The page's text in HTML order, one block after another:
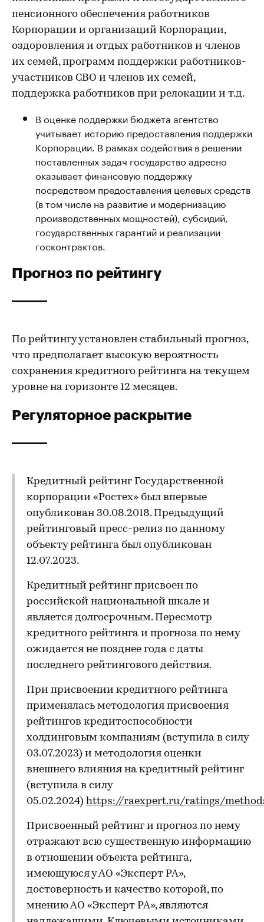
пенсионного обеспечения работников
Корпорации и организаций Корпорации,
оздоровления и отдых работников и членов
их семей, программ поддержки работников-
участников СВО и членов их семей,
поддержка работников при релокации и т.д.
В оценке поддержки бюджета агентство
учитывает историю предоставления поддержки
Корпорации. В рамках содействия в решении
поставленных задач государство адресно
оказывает финансовую поддержку
посредством предоставления целевых средств
(в том числе на развитие и модернизацию
производственных мощностей), субсидий,
государственных гарантий и реализации
госконтрактов.
Прогноз по рейтингу
По рейтингу установлен стабильный прогноз,
что предполагает высокую вероятность
сохранения кредитного рейтинга на текущем
уровне на горизонте 12 месяцев.
Регуляторное раскрытие
Кредитный рейтинг Государственной
корпорации «Ростех» был впервые
опубликован 30.08.2018. Предыдущий
рейтинговый пресс-релиз по данному
объекту рейтинга был опубликован
12.07.2023.
Кредитный рейтинг присвоен по
российской национальной шкале и
является долгосрочным. Пересмотр
кредитного рейтинга и прогноза по нему
ожидается не позднее года с даты
последнего рейтингового действия.
При присвоении кредитного рейтинга
применялась методология присвоения
рейтингов кредитоспособности
холдинговым компаниям (вступила в силу
03.07.2023) и методология оценки
внешнего влияния на кредитный рейтинг
(вступила в силу
05.02.2024) https://raexpert.ru/ratings/
Присвоенный рейтинг и прогноз по нему
отражают всю существенную информацию
в отношении объекта рейтинга,
имеющуюся у АО «Эксперт РА»,
достоверность и качество которой, по
мнению АО «Эксперт РА», являются